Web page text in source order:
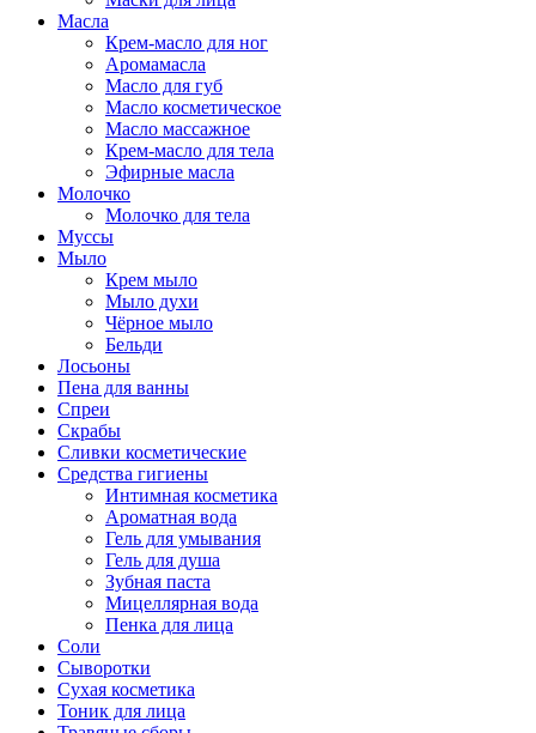
Масла
Крем-масло для ног
Аромамасла
Масло для губ
Масло косметическое
Масло массажное
Крем-масло для тела
Эфирные масла
Молочко
Молочко для тела
Муссы
Мыло
Крем мыло
Мыло духи
Чёрное мыло
Бельди
Лосьоны
Пена для ванны
Спреи
Скрабы
Сливки косметические
Средства гигиены
Интимная косметика
Ароматная вода
Гель для умывания
Гель для душа
Зубная паста
Мицеллярная вода
Пенка для лица
Соли
Сыворотки
Сухая косметика
Тоник для лица